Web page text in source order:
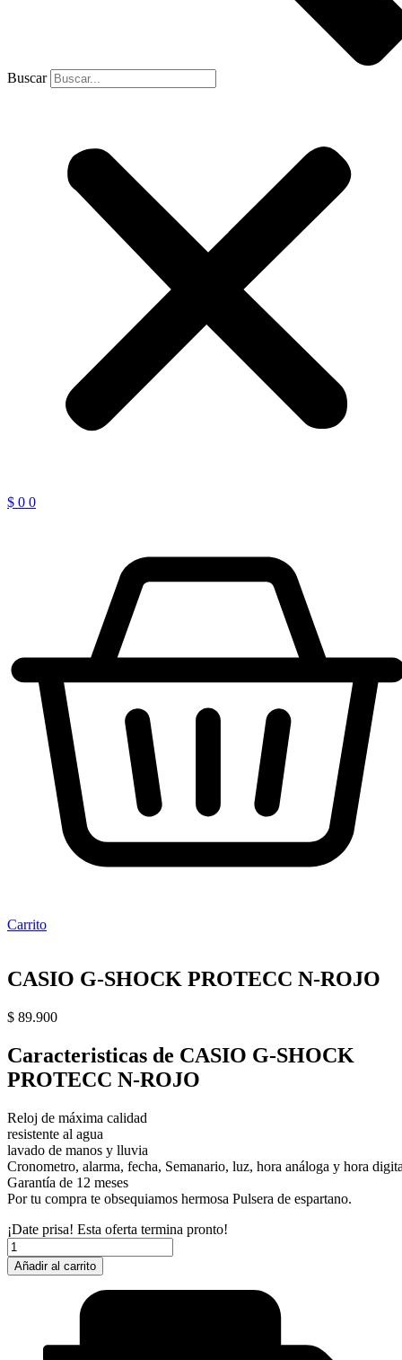
Buscar
$ 0 0
Carrito
CASIO G-SHOCK PROTECC N-ROJO
$ 89.900
Caracteristicas de CASIO G-SHOCK
PROTECC N-ROJO
Reloj de máxima calidad
resistente al agua
lavado de manos y lluvia
Cronometro, alarma, fecha, Semanario, luz, hora análoga y hora
Garantía de 12 meses
Por tu compra te obsequiamos hermosa Pulsera de espartano.
¡Date prisa! Esta oferta termina pronto!
CASIO
G-
SHOCK
cantidad
Añadir al carrito